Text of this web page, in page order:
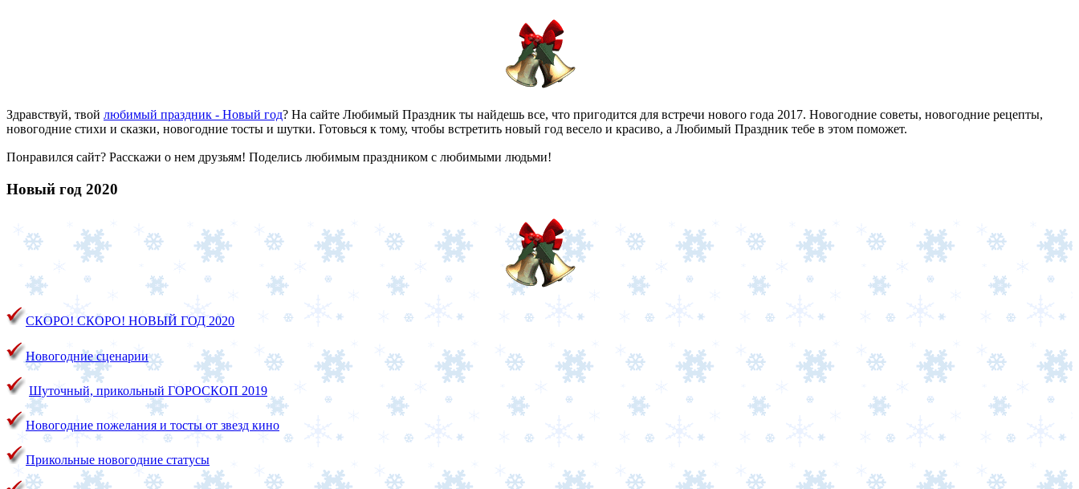
Здравствуй, твой любимый праздник - Новый год? На сайте Любимый Праздник ты найдешь все, что пригодится для встречи нового года 2017. Новогодние советы, новогодние рецепты,
новогодние стихи и сказки, новогодние тосты и шутки. Готовься к тому, чтобы встретить новый год весело и красиво, а Любимый Праздник тебе в этом поможет.
Понравился сайт? Расскажи о нем друзьям! Поделись любимым праздником с любимыми людьми!
Новый год 2020
СКОРО! СКОРО! НОВЫЙ ГОД 2020
Новогодние сценарии
Шуточный, прикольный ГОРОСКОП 2019
Новогодние пожелания и тосты от звезд кино
Прикольные новогодние статусы